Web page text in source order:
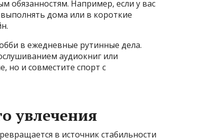
обязанностям. Например, если у вас
дома или в короткие
в ежедневные рутинные дела.
аудиокниг или
но и совместите спорт с
увлечения
в источник стабильности